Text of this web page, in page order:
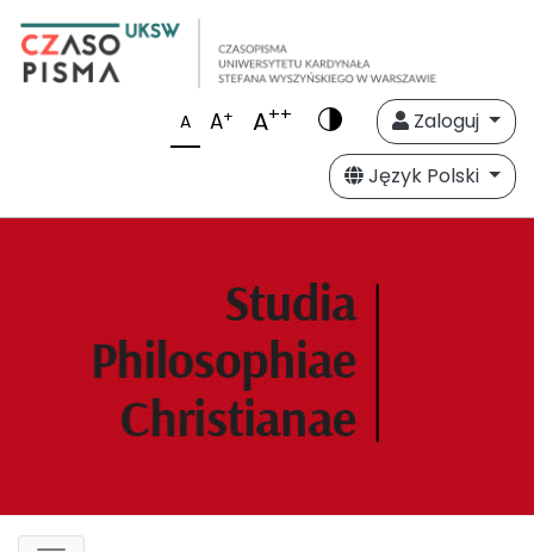
A A+ A++
Zaloguj
Język Polski